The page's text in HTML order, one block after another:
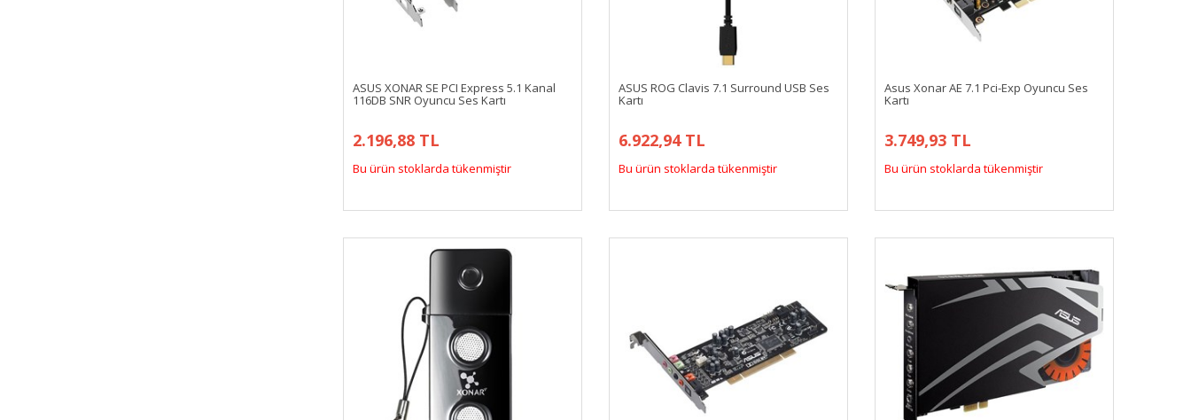
ASUS XONAR SE PCI Express 5.1 Kanal
116DB SNR Oyuncu Ses Kartı
2.196,88 TL
Bu ürün stoklarda tükenmiştir
ASUS ROG Clavis 7.1 Surround USB Ses
Kartı
6.922,94 TL
Bu ürün stoklarda tükenmiştir
Asus Xonar AE 7.1 Pci-Exp Oyuncu Ses
Kartı
3.749,93 TL
Bu ürün stoklarda tükenmiştir